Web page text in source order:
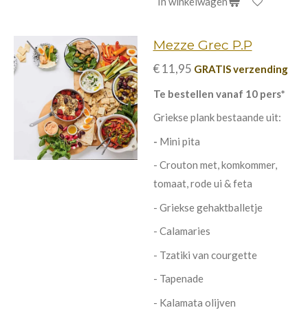
Mezze Grec P.P
€ 11,95 GRATIS verzending
Te bestellen vanaf 10 pers*
Griekse plank bestaande uit:
- Mini pita
- Crouton met, komkommer,
tomaat, rode ui & feta
- Griekse gehaktballetje
- Calamaries
- Tzatiki van courgette
- Tapenade
- Kalamata olijven